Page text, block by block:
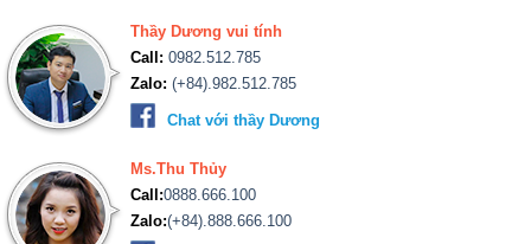
Thầy Dương vui tính
Call: 0982.512.785
Zalo: (+84).982.512.785
Chat với thầy Dương
Ms.Thu Thủy
Call:0888.666.100
Zalo:(+84).888.666.100